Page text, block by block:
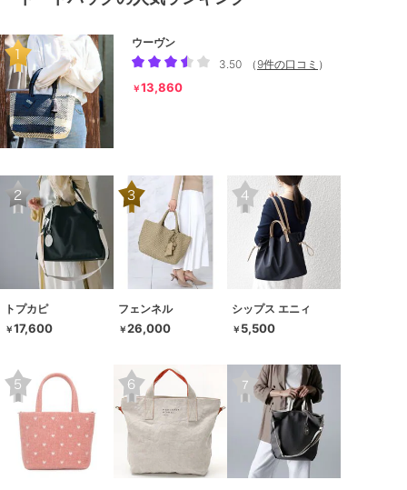
ウーヴン
3.50
（ 9件の口コミ ）
￥13,860
トプカピ
￥17,600
フェンネル
￥26,000
シップス エニィ
￥ 5,500